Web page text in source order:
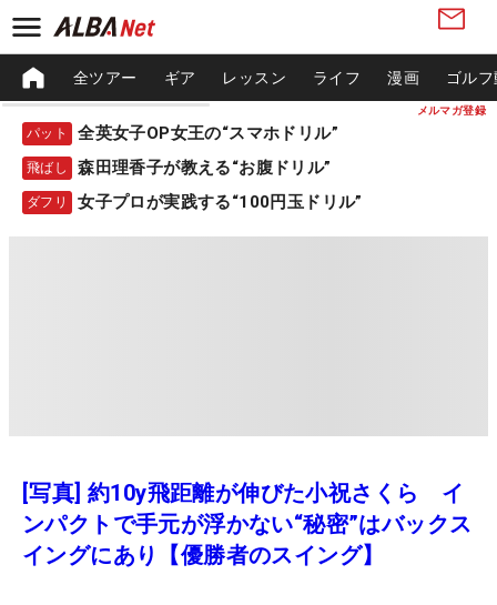
メルマガ登録
全ツアー ギア レッスン ライフ 漫画 ゴル
パット 全英女子OP女王の“スマホドリル”
飛ばし 森田理香子が教える“お腹ドリル”
ダフリ 女子プロが実践する“100円玉ドリル”
[写真] 約10y飛距離が伸びた小祝さくら イ
ンパクトで手元が浮かない“秘密”はバックス
イングにあり【優勝者のスイング】